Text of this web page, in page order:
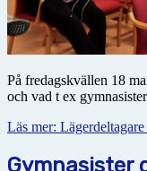
På fredagskvällen 18
och vad t ex
Läs mer:
Gymnasister